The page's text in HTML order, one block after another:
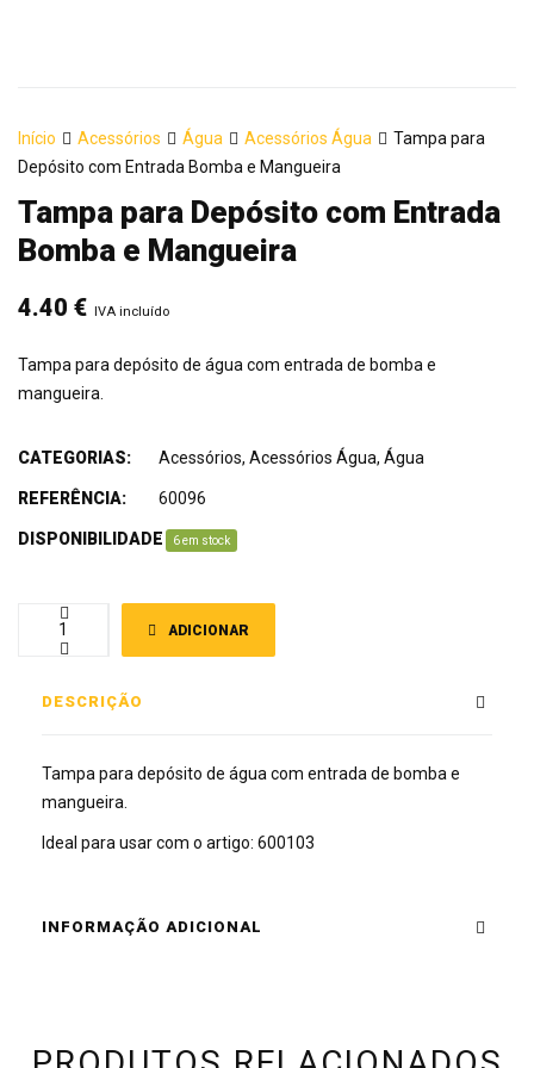
Início Acessórios Água Acessórios Água
Tampa para
Depósito com Entrada Bomba e Mangueira
Tampa para Depósito com Entrada
Bomba e Mangueira
4.40 € IVA incluído
Tampa para depósito de água com entrada de bomba e
mangueira.
ADICIONAR
CATEGORIAS: Acessórios, Acessórios Água, Água
REFERÊNCIA: 60096
DISPONIBILIDADE: 6 em stock
DESCRIÇÃO
Tampa para depósito de água com entrada de bomba e
mangueira.
Ideal para usar com o artigo: 600103
INFORMAÇÃO ADICIONAL